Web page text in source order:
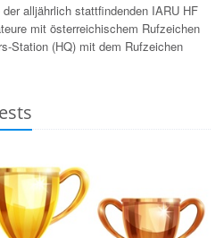
alljährlich stattfindenden IARU HF
mit österreichischem Rufzeichen
Station (HQ) mit dem Rufzeichen